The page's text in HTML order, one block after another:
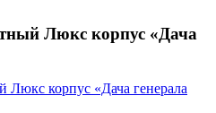
Люкс корпус «Дача